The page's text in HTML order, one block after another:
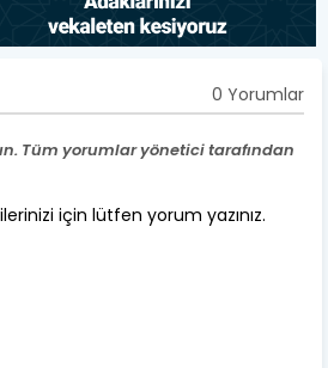
0 Yorumlar
Tüm yorumlar yönetici tarafından
için lütfen yorum yazınız.